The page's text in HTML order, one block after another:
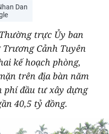
Dan
trực Ủy ban
Cảnh Tuyên
kế hoạch phòng,
trên địa bàn năm
phí đầu tư xây dựng
40,5 tỷ đồng.